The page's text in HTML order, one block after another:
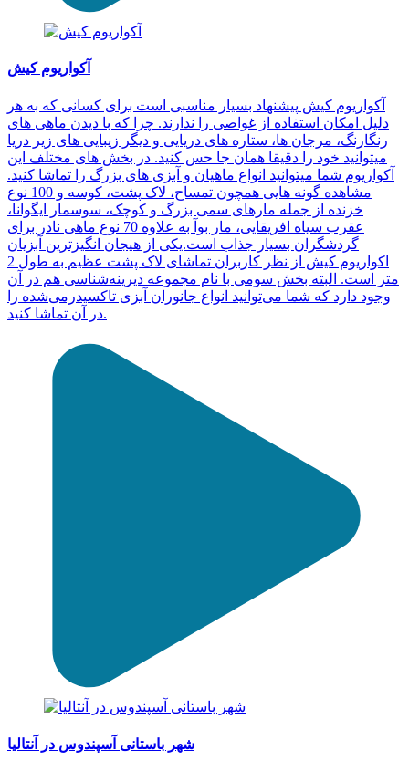
آکواریوم کیش
آکواریوم کیش پیشنهاد بسیار مناسبی است برای کسانی که به هر
دلیل امکان استفاده از غواصی را ندارند. چرا که با دیدن ماهی های
رنگارنگ، مرجان ها، ستاره های دریایی و دیگر زیبایی های زیر دریا
میتوانید خود را دقیقا همان جا حس کنید. در بخش های مختلف این
آکواریوم شما میتوانید انواع ماهیان و آبزی های بزرگ را تماشا کنید.
مشاهده گونه هایی همچون تمساح، لاک پشت، کوسه و 100 نوع
خزنده از جمله مارهای سمی بزرگ و کوچک، سوسمار ایگوانا،
عقرب سیاه افریقایی، مار بوآ به علاوه 70 نوع ماهی نادر برای
گردشگران بسیار جذاب است.یکی از هیجان انگیزترین آبزیان
اکواریوم کیش از نظر کاربران تماشای لاک پشت عظیم به طول 2
متر است. البته بخش سومی با نام مجموعه دیرینه‌شناسی هم در آن
وجود دارد که شما می‌توانید انواع جانوران آبزی تاکسیدرمی‌شده را
در آن تماشا کنید.
شهر باستانی آسپندوس در آنتالیا